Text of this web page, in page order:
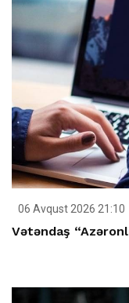
06 Avqust 2026 21:10
Vətəndaş